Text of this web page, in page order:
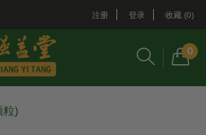
注册 登录 收藏 (0)
0
粒)